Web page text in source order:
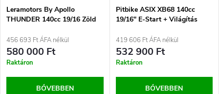
Leramotors By Apollo
THUNDER 140cc 19/16 Zöld
456 693 Ft ÁFA nélkül
580 000 Ft
Raktáron
BŐVEBBEN
Pitbike ASIX XB68 140cc
19/16" E-Start + Világítás
419 606 Ft ÁFA nélkül
532 900 Ft
Raktáron
BŐVEBBEN